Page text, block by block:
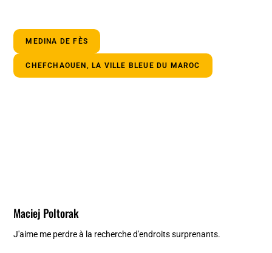
MEDINA DE FÈS
CHEFCHAOUEN, LA VILLE BLEUE DU MAROC
Maciej Poltorak
J'aime me perdre à la recherche d'endroits surprenants.